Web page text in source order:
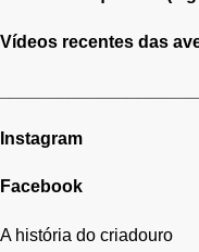
Vídeos recentes das
Instagram
Facebook
A história do criadouro